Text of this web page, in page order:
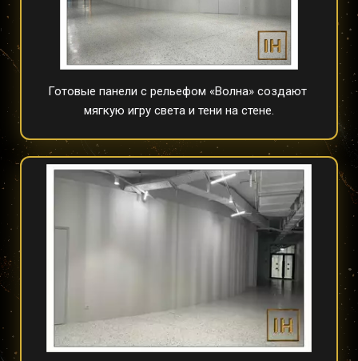
Готовые панели с рельефом «Волна» создают
мягкую игру света и тени на стене.